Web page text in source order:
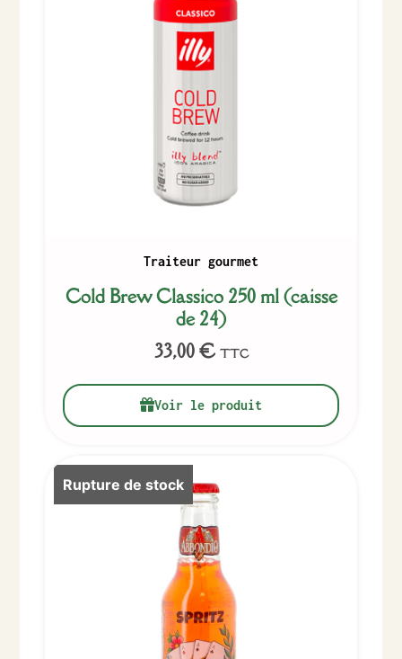
Traiteur gourmet
Cold Brew Classico 250 ml (caisse
de 24)
33,00€ TTC
Voir le produit
Rupture de stock